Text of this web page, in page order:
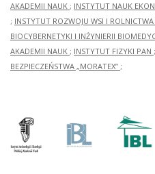
AKADEMII NAUK ; INSTYTUT NAUK
; INSTYTUT ROZWOJU WSI I
BIOCYBERNETYKI I INŻYNIERII
AKADEMII NAUK ; INSTYTUT FIZYKI PAN ;
BEZPIECZEŃSTWA „MORATEX” ;